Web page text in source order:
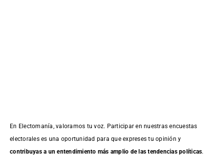
En Electomanía, valoramos tu voz. Participar en nuestras encuestas
electorales es una oportunidad para que expreses tu opinión y
contribuyas a un entendimiento más amplio de las tendencias políticas.